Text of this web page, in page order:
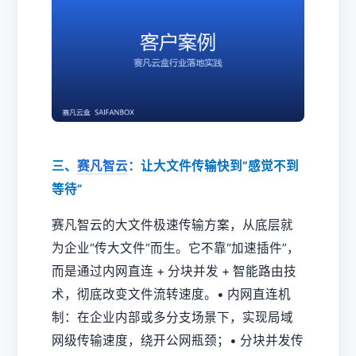
三、 赛凡智云：让大文件传输快到“感觉不到
等待”
赛凡智云的大文件极速传输方案，从底层就
为企业“传大文件”而生。它不靠“加速插件”，
而是通过内网直连 + 分块并发 + 智能路由技
术，彻底改变文件流转速度。• 内网直连机
制：在企业内部或多分支场景下，实现局域
网级传输速度，绕开公网瓶颈；• 分块并发传